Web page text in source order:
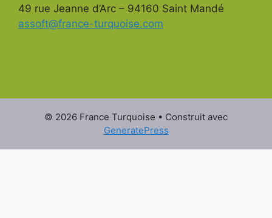
49 rue Jeanne d’Arc – 94160 Saint Mandé
assoft@france-turquoise.com
© 2026 France Turquoise • Construit avec
GeneratePress